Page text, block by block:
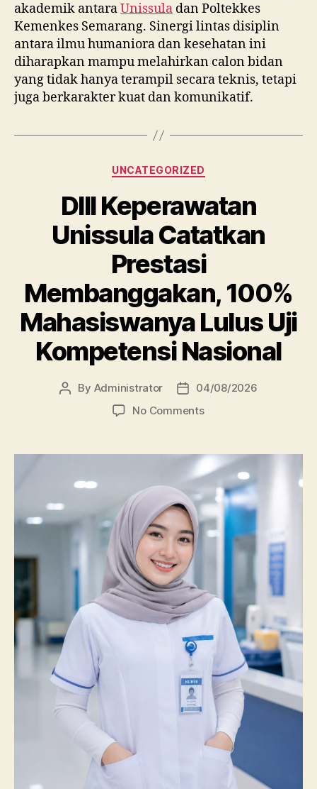
akademik antaraUnissula dan Poltekkes
Kemenkes Semarang. Sinergi lintas disiplin
antara ilmu humaniora dan kesehatan ini
diharapkan mampu melahirkan calon bidan
yang tidak hanya terampil secara teknis, tetapi
juga berkarakter kuat dan komunikatif.
Categories
UNCATEGORIZED
DIII Keperawatan
Unissula Catatkan
Prestasi
Membanggakan, 100%
Mahasiswanya Lulus Uji
Kompetensi Nasional
Post
By Administrator
Post04/08/2026
No Commentson
Unissula
Catatkan
Prestasi
Membanggakan,
100%
Mahasiswanya
Kompetensi
Nasional